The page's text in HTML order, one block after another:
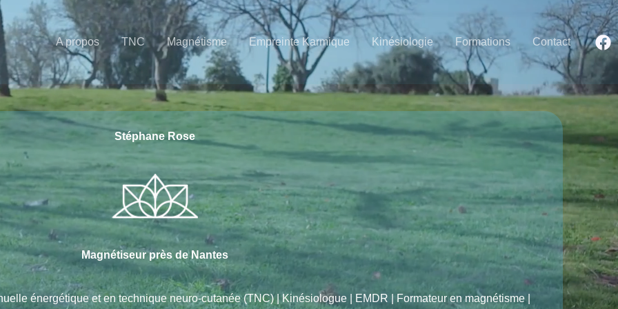
A propos TNC Magnétisme Empreinte Karmique Kinésiologie Formations Contact
Stéphane Rose
Magnétiseur près de Nantes
énergétique et en technique neuro-cutanée (TNC) | Kinésiologue | EMDR | Formateur en magnétisme |